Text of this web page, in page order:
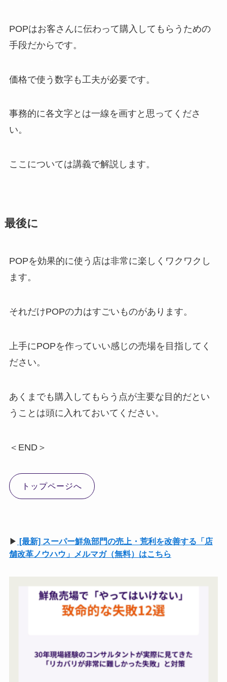
POPはお客さんに伝わって購入してもらうための
手段だからです。
価格で使う数字も工夫が必要です。
事務的に各文字とは一線を画すと思ってくださ
い。
ここについては講義で解説します。
最後に
POPを効果的に使う店は非常に楽しくワクワクし
ます。
それだけPOPの力はすごいものがあります。
上手にPOPを作っていい感じの売場を目指してく
ださい。
あくまでも購入してもらう点が主要な目的だとい
うことは頭に入れておいてください。
＜END＞
トップページへ
▶ [最新] スーパー鮮魚部門の売上・荒利を改善する「店
舗改革ノウハウ」メルマガ（無料）はこちら